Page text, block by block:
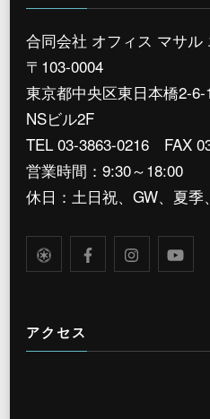
合同会社 オフィス マサル
〒103-0004
東京都中央区東日本橋2-6-
NSビル2F
TEL 03-3863-0216 FAX
営業時間：9:30～18:00
休日：土日祝、GW、夏季
アクセス